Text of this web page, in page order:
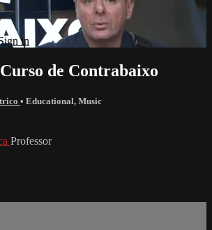
in
de Contrabaixo
• Educational, Music
Professor